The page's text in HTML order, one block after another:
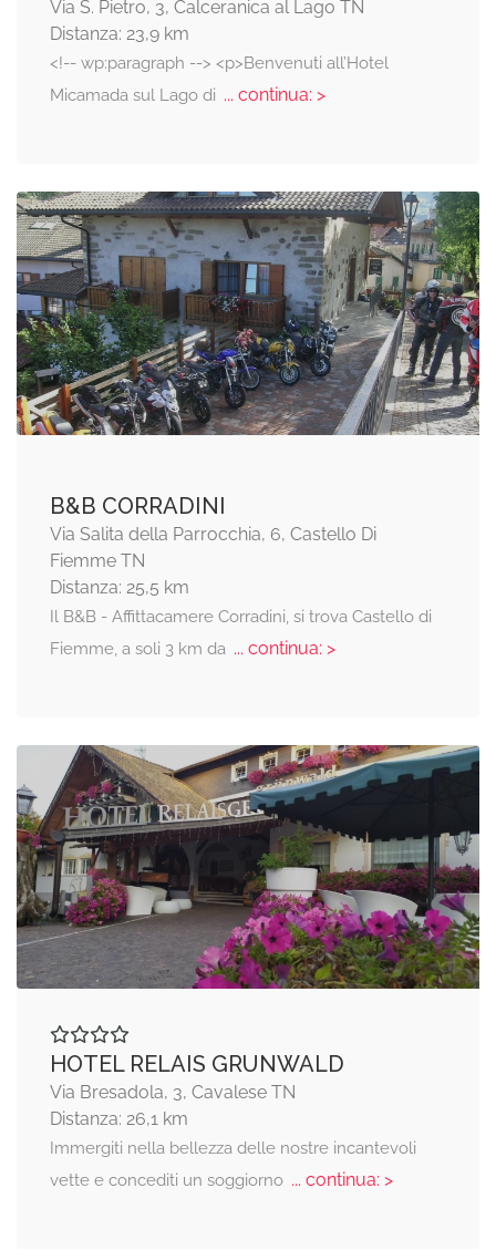
Via S. Pietro, 3, Calceranica al Lago TN
Distanza: 23,9 km
<!-- wp:paragraph --> <p>Benvenuti all’Hotel
Micamada sul Lago di ... continua: >
B&B CORRADINI
Via Salita della Parrocchia, 6, Castello Di
Fiemme TN
Distanza: 25,5 km
Il B&B - Affittacamere Corradini, si trova Castello di
Fiemme, a soli 3 km da... continua: >
HOTEL RELAIS GRUNWALD
Via Bresadola, 3, Cavalese TN
Distanza: 26,1 km
Immergiti nella bellezza delle nostre incantevoli
vette e concediti un soggiorno... continua: >